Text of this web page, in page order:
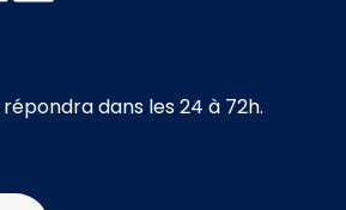
dans les 24 à 72h.